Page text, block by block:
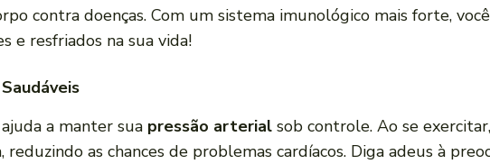
contra doenças. Com um sistema imunológico mais forte,
e resfriados na sua vida!
a manter sua pressão arterial sob controle. Ao se
reduzindo as chances de problemas cardíacos. Diga adeus à